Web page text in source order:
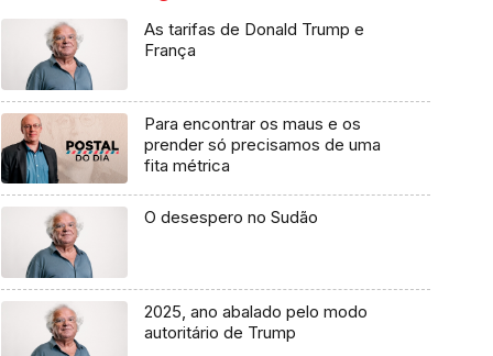
As tarifas de Donald Trump e
França
Para encontrar os maus e os
prender só precisamos de uma
fita métrica
O desespero no Sudão
2025, ano abalado pelo modo
autoritário de Trump